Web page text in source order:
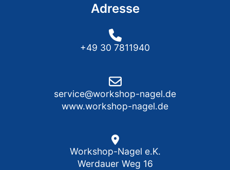
Adresse
+49 30 7811940
service@workshop-nagel.de
www.workshop-nagel.de
Workshop-Nagel e.K.
Werdauer Weg 16